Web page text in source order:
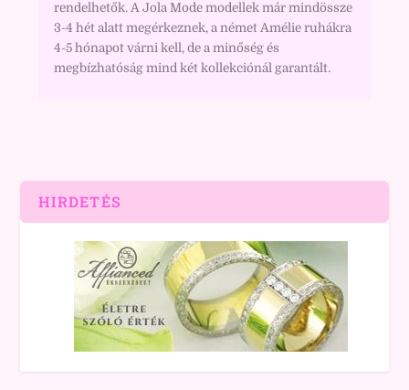
rendelhetők. A Jola Mode modellek már mindössze
3-4 hét alatt megérkeznek, a német Amélie ruhákra
4-5 hónapot várni kell, de a minőség és
megbízhatóság mind két kollekciónál garantált.
HIRDETÉS